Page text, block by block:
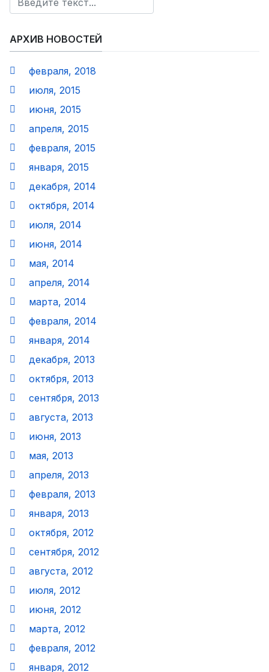
АРХИВ НОВОСТЕЙ
февраля, 2018
июля, 2015
июня, 2015
апреля, 2015
февраля, 2015
января, 2015
декабря, 2014
октября, 2014
июля, 2014
июня, 2014
мая, 2014
апреля, 2014
марта, 2014
февраля, 2014
января, 2014
декабря, 2013
октября, 2013
сентября, 2013
августа, 2013
июня, 2013
мая, 2013
апреля, 2013
февраля, 2013
января, 2013
октября, 2012
сентября, 2012
августа, 2012
июля, 2012
июня, 2012
марта, 2012
февраля, 2012
января, 2012